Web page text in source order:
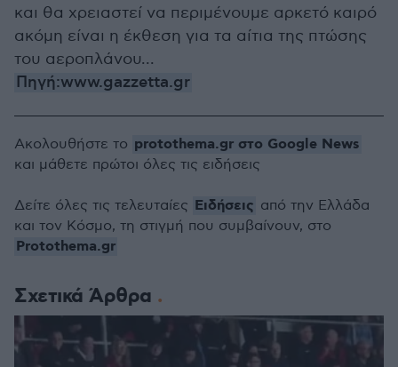
και θα χρειαστεί να περιμένουμε αρκετό καιρό
ακόμη είναι η έκθεση για τα αίτια της πτώσης
του αεροπλάνου...
Πηγή:www.gazzetta.gr
Σχετικά Άρθρα
Ακολουθήστε το protothema.gr στο Google News
και μάθετε πρώτοι όλες τις ειδήσεις
Δείτε όλες τις τελευταίες Ειδήσεις από την Ελλάδα
και τον Κόσμο, τη στιγμή που συμβαίνουν, στο
Protothema.gr